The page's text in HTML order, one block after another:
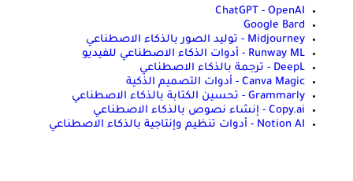
ChatGPT - OpenAI
Google Bard
Midjourney - توليد الصور بالذكاء الاصطناعي
Runway ML - أدوات الذكاء الاصطناعي للفيديو
DeepL - ترجمة بالذكاء الاصطناعي
Canva Magic - أدوات التصميم الذكية
Grammarly - تحسين الكتابة بالذكاء الاصطناعي
Copy.ai - إنشاء نصوص بالذكاء الاصطناعي
Notion AI - أدوات تنظيم وإنتاجية بالذكاء الاصطناعي